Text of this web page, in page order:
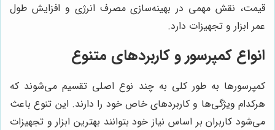
قیمت، نقش مهمی در بهینه‌سازی مصرف انرژی و افزایش طول
عمر ابزار و تجهیزات دارد.
انواع کمپرسور و کاربردهای متنوع
کمپرسورها به طور کلی به چند نوع اصلی تقسیم می‌شوند که
هرکدام ویژگی‌ها و کاربردهای خاص خود را دارند. این تنوع باعث
می‌شود کاربران بر اساس نیاز خود بتوانند بهترین ابزار و تجهیزات